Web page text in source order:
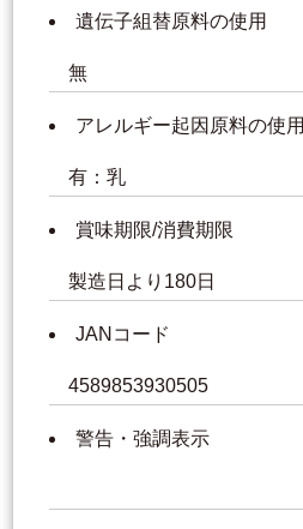
遺伝子組替原料の使用
無
アレルギー起因原料の使用
有：乳
賞味期限/消費期限
製造日より180日
JANコード
4589853930505
警告・強調表示